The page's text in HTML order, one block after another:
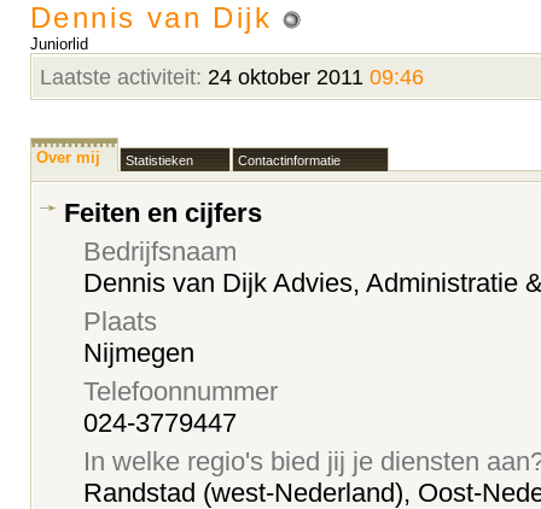
Dennis van Dijk
Juniorlid
Laatste activiteit: 24 oktober 2011 09:46
Over mij Statistieken Contactinformatie
Feiten en cijfers
Bedrijfsnaam
Dennis van Dijk Advies, Administratie
Plaats
Nijmegen
Telefoonnummer
024-3779447
In welke regio's bied jij je diensten
Randstad (west-Nederland), Oost-